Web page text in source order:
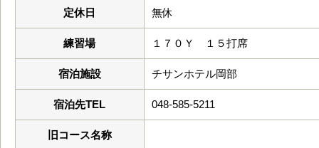
定休日 無休
練習場 １７０Ｙ １５打席
宿泊施設 チサンホテル岡部
宿泊先TEL 048-585-5211
旧コース名称